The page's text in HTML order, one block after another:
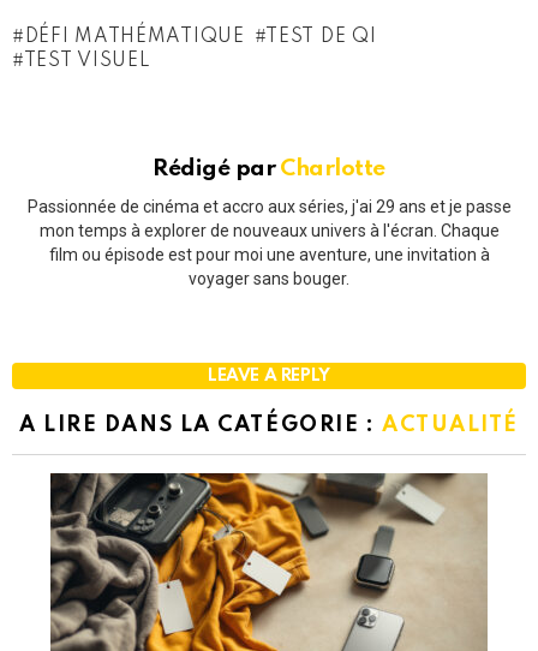
DÉFI MATHÉMATIQUE
TEST DE QI
TEST VISUEL
Rédigé par Charlotte
Passionnée de cinéma et accro aux séries, j'ai 29 ans et je passe
mon temps à explorer de nouveaux univers à l'écran. Chaque
film ou épisode est pour moi une aventure, une invitation à
voyager sans bouger.
LEAVE A REPLY
A LIRE DANS LA CATÉGORIE : ACTUALITÉ